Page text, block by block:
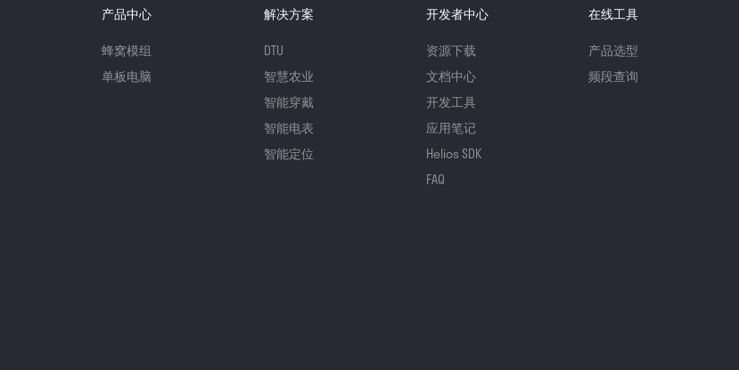
产品中心
蜂窝模组
单板电脑
解决方案
DTU
智慧农业
智能穿戴
智能电表
智能定位
开发者中心
资源下载
文档中心
开发工具
应用笔记
Helios SDK
FAQ
在线工具
产品选型
频段查询